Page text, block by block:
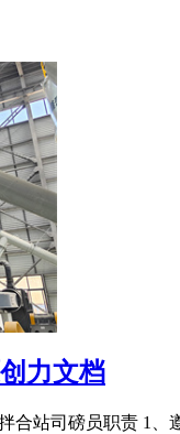
力文档
合站司磅员职责 1